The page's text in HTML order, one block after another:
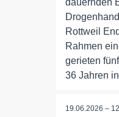
dauernden
Rottweil
Rahmen
gerieten
36 Jahren
19.06.2026 –